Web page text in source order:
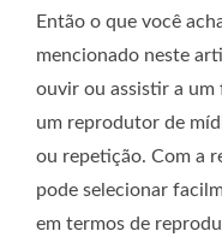
Então o que você
mencionado neste
ouvir ou assistir a um
um reprodutor de
ou repetição. Com a
pode selecionar
em termos de